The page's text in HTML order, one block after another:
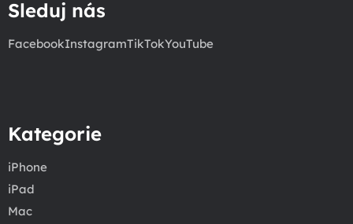
Sleduj nás
FacebookInstagramTikTokYouTube
Kategorie
iPhone
iPad
Mac